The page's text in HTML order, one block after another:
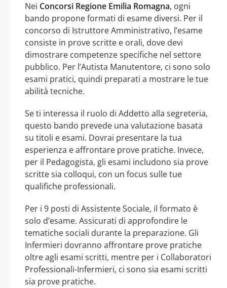
Nei Concorsi Regione Emilia Romagna, ogni
bando propone formati di esame diversi. Per il
concorso di Istruttore Amministrativo, l’esame
consiste in prove scritte e orali, dove devi
dimostrare competenze specifiche nel settore
pubblico. Per l’Autista Manutentore, ci sono solo
esami pratici, quindi preparati a mostrare le tue
abilità tecniche.
Se ti interessa il ruolo di Addetto alla segreteria,
questo bando prevede una valutazione basata
su titoli e esami. Dovrai presentare la tua
esperienza e affrontare prove pratiche. Invece,
per il Pedagogista, gli esami includono sia prove
scritte sia colloqui, con un focus sulle tue
qualifiche professionali.
Per i 9 posti di Assistente Sociale, il formato è
solo d’esame. Assicurati di approfondire le
tematiche sociali durante la preparazione. Gli
Infermieri dovranno affrontare prove pratiche
oltre agli esami scritti, mentre per i Collaboratori
Professionali-Infermieri, ci sono sia esami scritti
sia prove pratiche.